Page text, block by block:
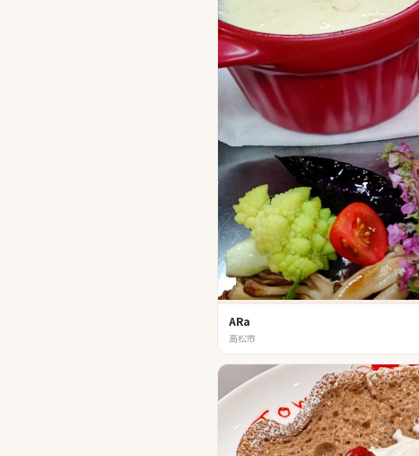
ARa
高松市